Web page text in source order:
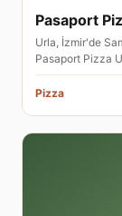
Pasaport
Urla, İzmir'de
Pasaport Pizza
Pizza